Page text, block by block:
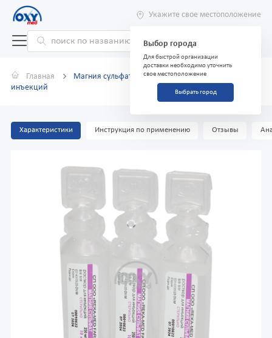
Укажите свое местоположение
Выбор города
Для быстрой организации
доставки необходимо уточнить
свое местоположение
Выбрать город
Главная
Магния сульфат 250мг/мл 10мл №5 раствор для
инъекций
Характеристики Инструкция по применению Отзывы